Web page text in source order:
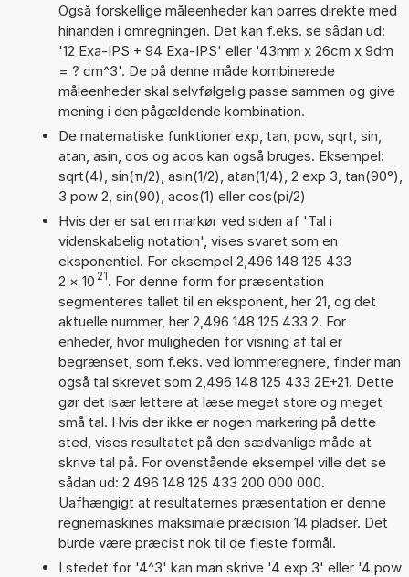
Også forskellige måleenheder kan parres direkte med
hinanden i omregningen. Det kan f.eks. se sådan ud:
'12 Exa-IPS + 94 Exa-IPS' eller '43mm x 26cm x 9dm
= ? cm^3'. De på denne måde kombinerede
måleenheder skal selvfølgelig passe sammen og give
mening i den pågældende kombination.
De matematiske funktioner exp, tan, pow, sqrt, sin,
atan, asin, cos og acos kan også bruges. Eksempel:
sqrt(4), sin(π/2), asin(1/2), atan(1/4), 2 exp 3, tan(90°),
3 pow 2, sin(90), acos(1) eller cos(pi/2)
Hvis der er sat en markør ved siden af 'Tal i
videnskabelig notation', vises svaret som en
eksponentiel. For eksempel 2,496 148 125 433
2 × 10 21. For denne form for præsentation
segmenteres tallet til en eksponent, her 21, og det
aktuelle nummer, her 2,496 148 125 433 2. For
enheder, hvor muligheden for visning af tal er
begrænset, som f.eks. ved lommeregnere, finder man
også tal skrevet som 2,496 148 125 433 2E+21. Dette
gør det især lettere at læse meget store og meget
små tal. Hvis der ikke er nogen markering på dette
sted, vises resultatet på den sædvanlige måde at
skrive tal på. For ovenstående eksempel ville det se
sådan ud: 2 496 148 125 433 200 000 000.
Uafhængigt at resultaternes præsentation er denne
regnemaskines maksimale præcision 14 pladser. Det
burde være præcist nok til de fleste formål.
I stedet for '4^3' kan man skrive '4 exp 3' eller '4 pow